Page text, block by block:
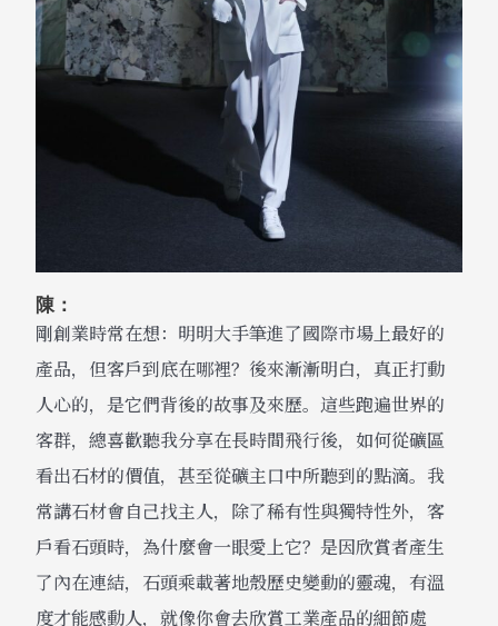
陳：
剛創業時常在想：明明大手筆進了國際市場上最好的
產品，但客戶到底在哪裡？後來漸漸明白，真正打動
人心的，是它們背後的故事及來歷。這些跑遍世界的
客群，總喜歡聽我分享在長時間飛行後，如何從礦區
看出石材的價值，甚至從礦主口中所聽到的點滴。我
常講石材會自己找主人，除了稀有性與獨特性外，客
戶看石頭時，為什麼會一眼愛上它？是因欣賞者產生
了內在連結，石頭乘載著地殼歷史變動的靈魂，有溫
度才能感動人，就像你會去欣賞工業產品的細節處